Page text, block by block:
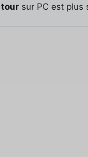
tour sur PC est